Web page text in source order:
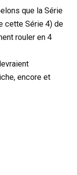
que la Série
cette Série 4) de
rouler en 4
encore et